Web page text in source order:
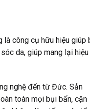
là công cụ hữu hiệu giúp
da, giúp mang lại hiệu
nghệ đến từ Đức. Sản
toàn mọi bụi bẩn, cặn